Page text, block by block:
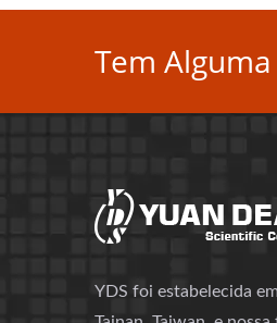
Tem
YDS foi estabelecida